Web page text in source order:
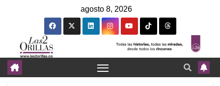
agosto 8, 2026